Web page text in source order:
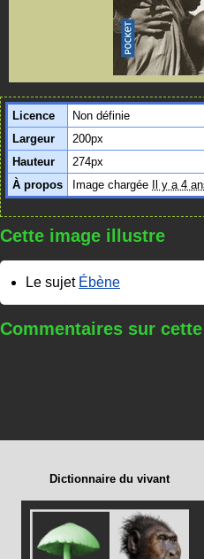
Licence
Non définie
Largeur
200px
Hauteur
274px
À propos
Image chargée Il y a 4
Cette image illustre
Le sujet Ébène
Commentaires sur
Dictionnaire du vivant